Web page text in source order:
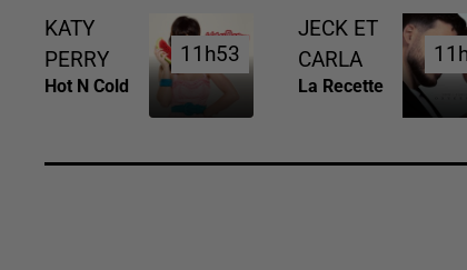
KATY
PERRY
Hot N Cold
11h53
11h53
JECK ET
CARLA
La Recette